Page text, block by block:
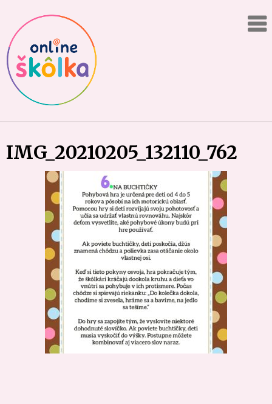
content
IMG_20210205_132110_762